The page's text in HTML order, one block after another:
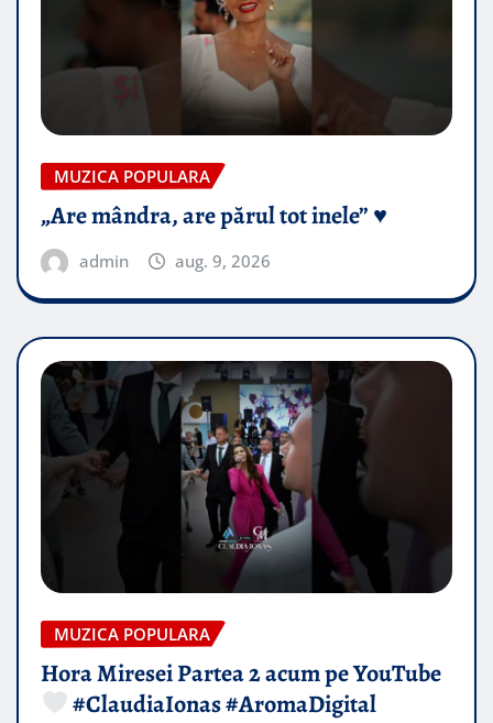
MUZICA POPULARA
„Are mândra, are părul tot inele” ♥️
admin aug. 9, 2026
MUZICA POPULARA
Hora Miresei Partea 2 acum pe YouTube
#ClaudiaIonas #AromaDigital